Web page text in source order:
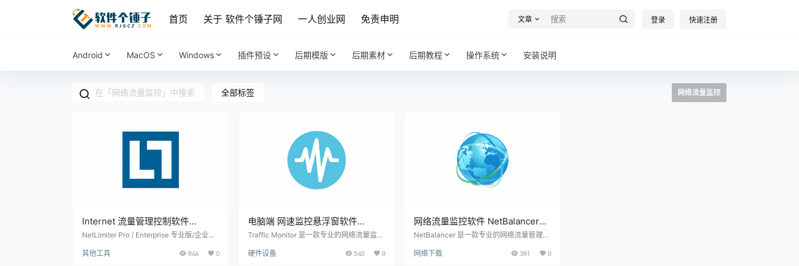
首页 关于 软件个锤子网 一人创业网 免责申明 文章 登录 快速注册
Android MacOS Windows 插件预设 后期模版 后期素材 后期教程 操作系统 安装说明
全部标签 网络流量监控
Internet 流量管理控制软件
NetLimiter v5.3.25.0 Pro
个锤子·R1822】
NetLimiter Pro / Enterprise 专业版/企业版
与控制工具。安装后，您可以通过直观的图
其他工具 846 0
电脑端 网速监控悬浮窗软件
Traffic Monitor v1.85 【软件个锤
Traffic Monitor 是一款专业的网络流量监控
用情况。通过监测网络连接、上传下载速
硬件设备 540 0
网络流量监控软件 NetBalancer
v12.4.1.3834 【软件个锤子
NetBalancer 是一款专业的网络流量管理工
用户。它提供了广泛的功能，包括对应用程
网络下载 381 0